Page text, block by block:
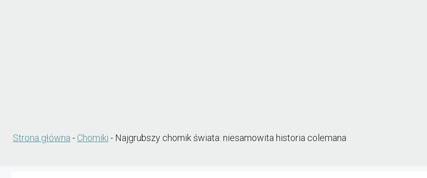
Strona główna - Chomiki - Najgrubszy chomik świata: niesamowita historia colemana